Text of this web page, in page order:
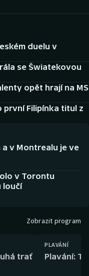
duelu v
se Šwiatekovou
opět hrají na MS
první Filipínka titul z
v Montrealu je ve
v Torontu
loučí
Zobrazit program
trať
PLAVÁNÍ
Plavání: